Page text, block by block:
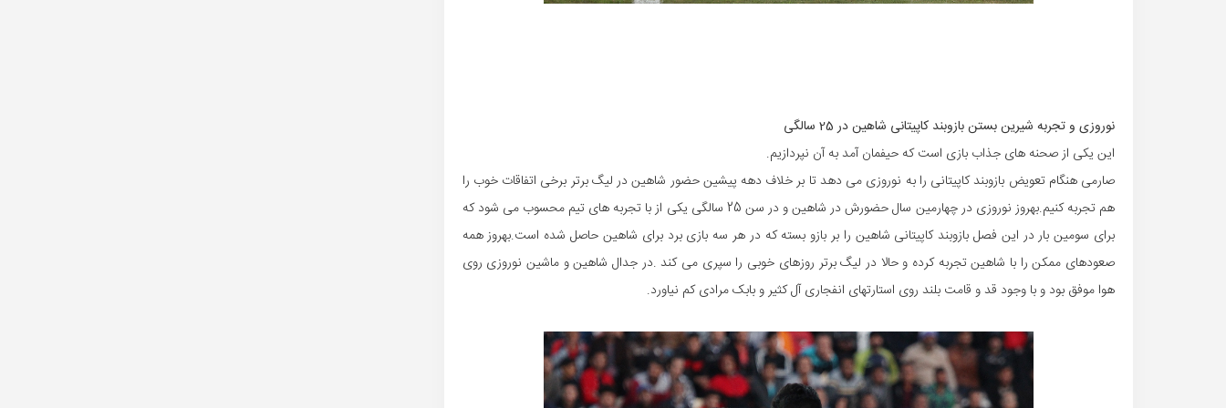
نوروزی و تجربه شیرین بستن بازوبند کاپیتانی شاهین در 25 سالگی
این یکی از صحنه های جذاب بازی است که حیفمان آمد به آن نپردازیم.
صارمی هنگام تعویض بازوبند کاپیتانی را به نوروزی می دهد تا بر خلاف دهه پیشین حضور شاهین در لیگ برتر برخی اتفاقات خوب را
هم تجربه کنیم.بهروز نوروزی در چهارمین سال حضورش در شاهین و در سن 25 سالگی یکی از با تجربه های تیم محسوب می شود که
برای سومین بار در این فصل بازوبند کاپیتانی شاهین را بر بازو بسته که در هر سه بازی برد برای شاهین حاصل شده است.بهروز همه
صعودهای ممکن را با شاهین تجربه کرده و حالا در لیگ برتر روزهای خوبی را سپری می کند .در جدال شاهین و ماشین نوروزی روی
هوا موفق بود و با وجود قد و قامت بلند روی استارتهای انفجاری آل کثیر و بابک مرادی کم نیاورد.